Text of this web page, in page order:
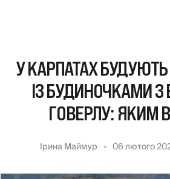
У КАРПАТАХ БУДУЮТЬ
ІЗ БУДИНОЧКАМИ
ГОВЕРЛУ: ЯКИМ
Ірина Маймур 06 лютого